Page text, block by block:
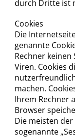
durch Dritte ist
Cookies
Die
genannte
Rechner
Viren. Cookies
machen.
Ihrem Rechner
Browser
Die meisten
sogenannte